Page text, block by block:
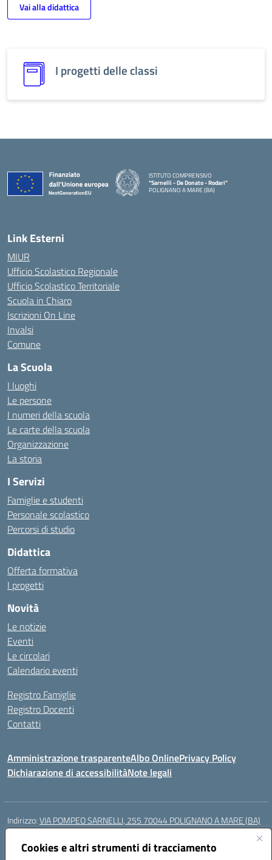
Cookies e altri strumenti di tracciamento
Vai alla didattica
I progetti delle classi
ISTITUTO COMPRENSIVO
"Sarnelli - De Donato - Rodari"
POLIGNANO A MARE (BA)
Link Esterni
MIUR
Ufficio Scolastico Regionale
Ufficio Scolastico Territoriale
Scuola in Chiaro
Iscrizioni On Line
Invalsi
Comune
La Scuola
I luoghi
Le persone
I numeri della scuola
Le carte della scuola
Organizzazione
La storia
I Servizi
Famiglie e studenti
Personale scolastico
Percorsi di studio
Didattica
Offerta formativa
I progetti
Novità
Le notizie
Eventi
Le circolari
Calendario eventi
Registro Famiglie
Registro Docenti
Contatti
Amministrazione trasparenteAlbo OnlinePrivacy Policy
Dichiarazione di accessibilitàNote legali
Indirizzo:VIA POMPEO SARNELLI, 255 70044 POLIGNANO A MARE (BA)
Centralino:
Posta elettronica certificata (PEC):BAIC87200N@pec.istruzione.it